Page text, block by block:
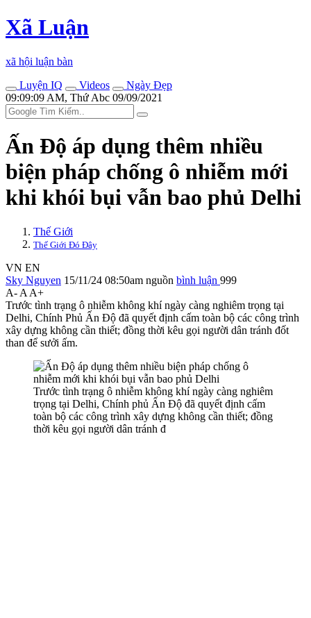
Xã Luận
xã hội luận bàn
Luyện IQ
Videos
Ngày Đẹp
09:09:09 AM, Thứ Abc 09/09/2021
Ấn Độ áp dụng thêm nhiều
biện pháp chống ô nhiễm mới
khi khói bụi vẫn bao phủ Delhi
Thế Giới
Thế Giới Đó Đây
VN EN
Sky Nguyen 15/11/24 08:50am nguồn bình luận 999
A- A A+
Trước tình trạng ô nhiễm không khí ngày càng nghiêm trọng tại
Delhi, Chính Phủ Ấn Độ đã quyết định cấm toàn bộ các công trình
xây dựng không cần thiết; đồng thời kêu gọi người dân tránh đốt
than để sưởi ấm.
Trước tình trạng ô nhiễm không khí ngày càng nghiêm
trọng tại Delhi, Chính phủ Ấn Độ đã quyết định cấm
toàn bộ các công trình xây dựng không cần thiết; đồng
thời kêu gọi người dân tránh đ